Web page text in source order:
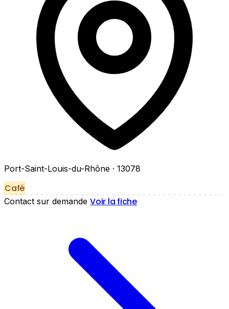
Port-Saint-Louis-du-Rhône · 13078
Café
Contact sur demande Voir la fiche